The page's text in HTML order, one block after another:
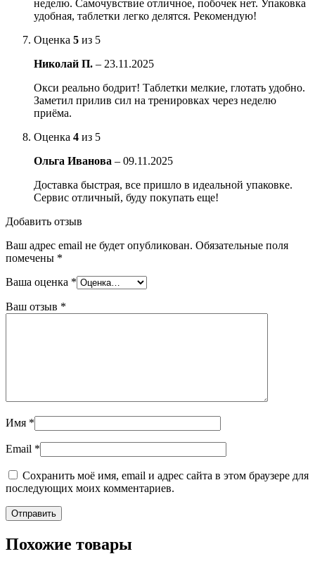
неделю. Самочувствие отличное, побочек нет. Упаковка
удобная, таблетки легко делятся. Рекомендую!
Оценка 5 из 5
Николай П. – 23.11.2025
Окси реально бодрит! Таблетки мелкие, глотать удобно.
Заметил прилив сил на тренировках через неделю
приёма.
Оценка 4 из 5
Ольга Иванова – 09.11.2025
Доставка быстрая, все пришло в идеальной упаковке.
Сервис отличный, буду покупать еще!
Добавить отзыв
Ваш адрес email не будет опубликован. Обязательные поля
помечены *
Ваша оценка *
Ваш отзыв *
Имя *
Email *
Сохранить моё имя, email и адрес сайта в этом браузере для
последующих моих комментариев.
Похожие товары